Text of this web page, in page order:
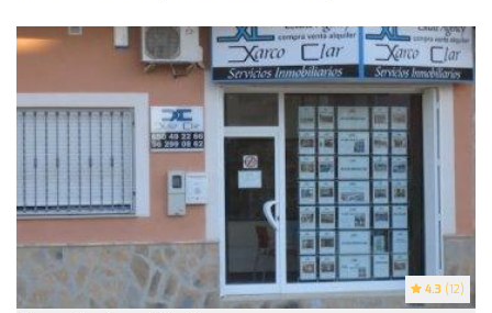
4.3 (12)